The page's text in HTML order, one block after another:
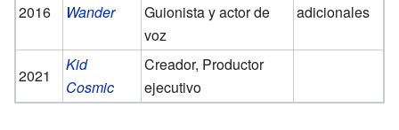
2016
Wander
Guionista y actor de
voz
adicionales
2021
Kid
Cosmic
Creador, Productor
ejecutivo